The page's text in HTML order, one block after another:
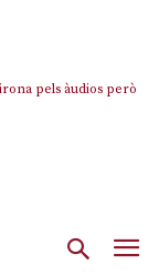
pels àudios però